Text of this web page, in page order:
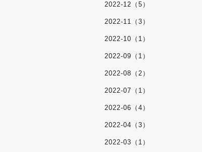
2022-12（5）
2022-11（3）
2022-10（1）
2022-09（1）
2022-08（2）
2022-07（1）
2022-06（4）
2022-04（3）
2022-03（1）